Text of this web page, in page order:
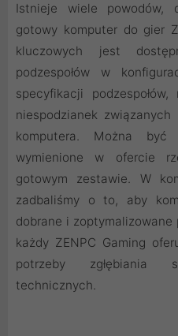
Istnieje wiele powodów,
gotowy komputer do gier
kluczowych jest
podzespołów w
specyfikacji
niespodzianek
komputera. Można być
wymienione w ofercie
gotowym zestawie. W
zadbaliśmy o to, aby
dobrane i
każdy ZENPC Gaming
potrzeby zgłębiania
technicznych.